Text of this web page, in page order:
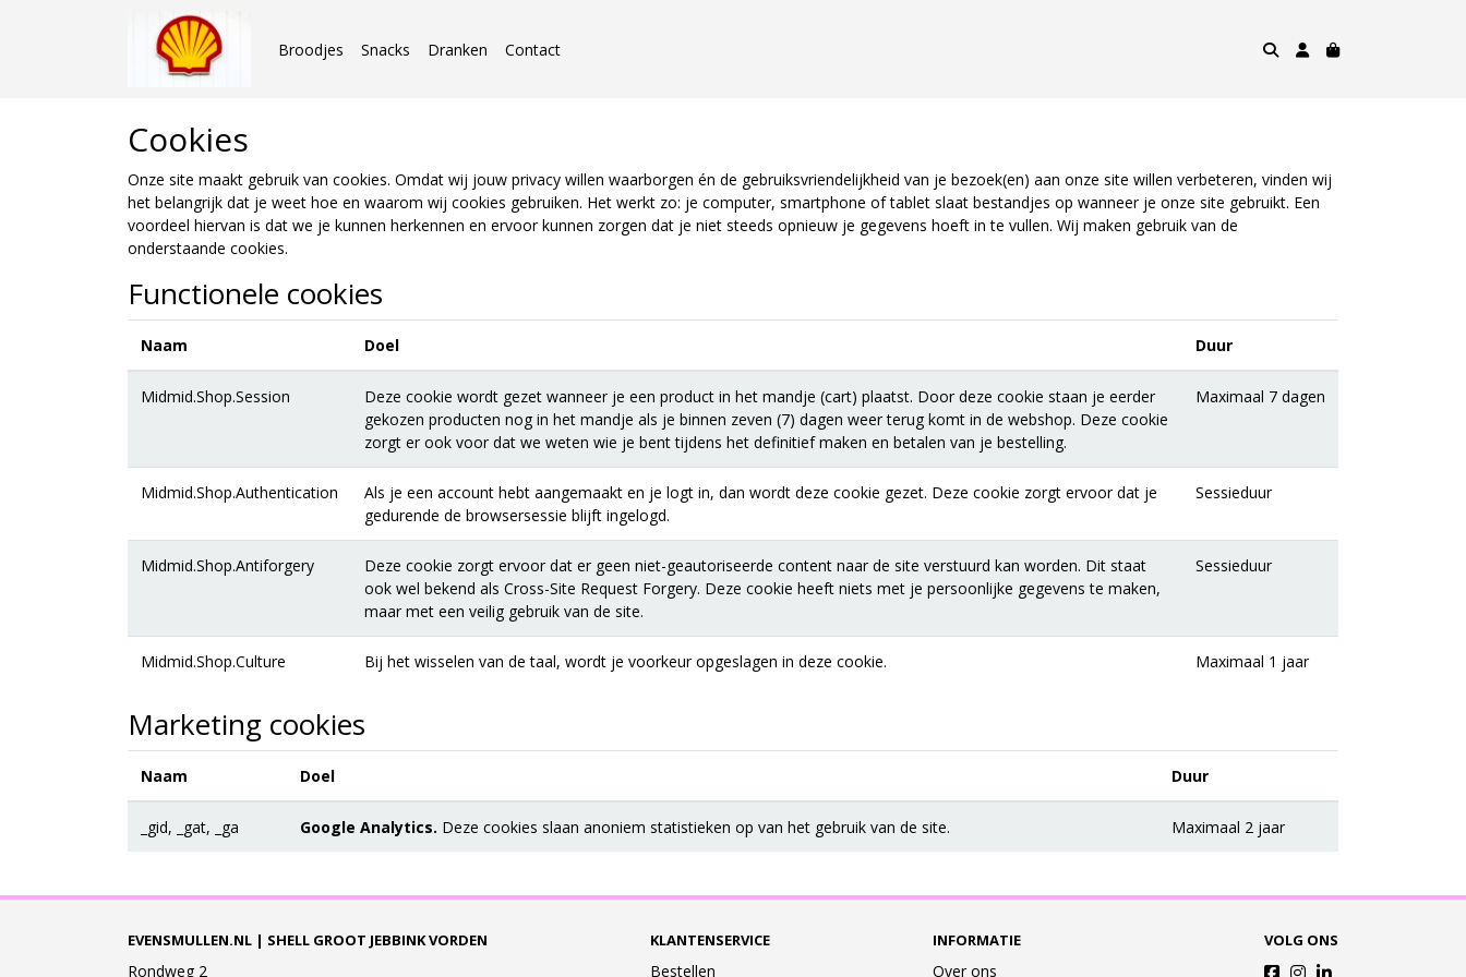
Broodjes Snacks Dranken Contact
Cookies
Onze site maakt gebruik van cookies. Omdat wij jouw privacy willen waarborgen én de gebruiksvriendelijkheid van je bezoek(en) aan onze site willen verbeteren, vinden wij
het belangrijk dat je weet hoe en waarom wij cookies gebruiken. Het werkt zo: je computer, smartphone of tablet slaat bestandjes op wanneer je onze site gebruikt. Een
voordeel hiervan is dat we je kunnen herkennen en ervoor kunnen zorgen dat je niet steeds opnieuw je gegevens hoeft in te vullen. Wij maken gebruik van de
onderstaande cookies.
Functionele cookies
Naam Doel Duur
Midmid.Shop.Session
Deze cookie wordt gezet wanneer je een product in het mandje (cart) plaatst. Door deze cookie staan je eerder
gekozen producten nog in het mandje als je binnen zeven (7) dagen weer terug komt in de webshop. Deze cookie
zorgt er ook voor dat we weten wie je bent tijdens het definitief maken en betalen van je bestelling.
Maximaal 7 dagen
Midmid.Shop.Authentication
Als je een account hebt aangemaakt en je logt in, dan wordt deze cookie gezet. Deze cookie zorgt ervoor dat je
gedurende de browsersessie blijft ingelogd.
Sessieduur
Midmid.Shop.Antiforgery
Deze cookie zorgt ervoor dat er geen niet-geautoriseerde content naar de site verstuurd kan worden. Dit staat
ook wel bekend als Cross-Site Request Forgery. Deze cookie heeft niets met je persoonlijke gegevens te maken,
maar met een veilig gebruik van de site.
Sessieduur
Midmid.Shop.Culture Bij het wisselen van de taal, wordt je voorkeur opgeslagen in deze cookie. Maximaal 1 jaar
Marketing cookies
Naam Doel Duur
_gid, _gat, _ga Google Analytics. Deze cookies slaan anoniem statistieken op van het gebruik van de site. Maximaal 2 jaar
EVENSMULLEN.NL | SHELL GROOT JEBBINK VORDEN
Rondweg 2
KLANTENSERVICE
Bestellen
INFORMATIE
Over ons
VOLG ONS